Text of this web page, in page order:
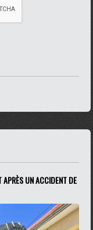
APRÈS UN ACCIDENT DE